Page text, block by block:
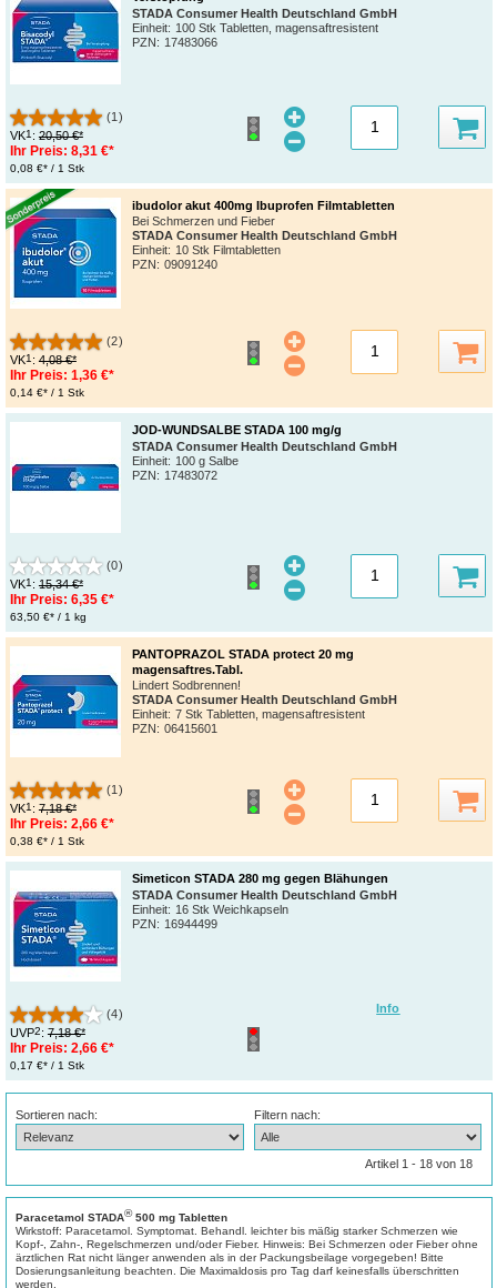
STADA Consumer Health Deutschland GmbH
Einheit: 100 Stk Tabletten, magensaftresistent
PZN : 17483066
(1)
VK1 : 20,50 €*
Ihr Preis: 8,31 €*
0,08 €* / 1 Stk
ibudolor akut 400mg Ibuprofen Filmtabletten
Bei Schmerzen und Fieber
STADA Consumer Health Deutschland GmbH
Einheit: 10 Stk Filmtabletten
PZN : 09091240
(2)
VK1 : 4,08 €*
Ihr Preis: 1,36 €*
0,14 €* / 1 Stk
JOD-WUNDSALBE STADA 100 mg/g
STADA Consumer Health Deutschland GmbH
Einheit: 100 g Salbe
PZN : 17483072
(0)
VK1 : 15,34 €*
Ihr Preis: 6,35 €*
63,50 €* / 1 kg
PANTOPRAZOL STADA protect 20 mg
magensaftres.Tabl.
Lindert Sodbrennen!
STADA Consumer Health Deutschland GmbH
Einheit: 7 Stk Tabletten, magensaftresistent
PZN : 06415601
(1)
VK1 : 7,18 €*
Ihr Preis: 2,66 €*
0,38 €* / 1 Stk
Info
Simeticon STADA 280 mg gegen Blähungen
STADA Consumer Health Deutschland GmbH
Einheit: 16 Stk Weichkapseln
PZN : 16944499
(4)
UVP2: 7,18 €*
Ihr Preis: 2,66 €*
0,17 €* / 1 Stk
Sortieren nach: Filtern nach:
Artikel 1 - 18 von 18
Paracetamol STADA®500 mg Tabletten
Wirkstoff: Paracetamol. Symptomat. Behandl. leichter bis mäßig starker Schmerzen wie
Kopf-, Zahn-, Regelschmerzen und/oder Fieber. Hinweis: Bei Schmerzen oder Fieber ohne
ärztlichen Rat nicht länger anwenden als in der Packungsbeilage vorgegeben! Bitte
Dosierungsanleitung beachten. Die Maximaldosis pro Tag darf keinesfalls überschritten
werden.